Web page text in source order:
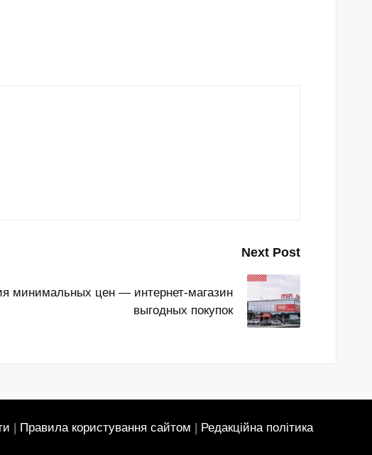
Next Post
минимальных цен — интернет-магазин
выгодных покупок
Правила користування сайтом Редакційна політика